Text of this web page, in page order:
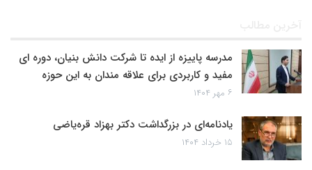
آخرین مطالب
مدرسه پاییزه از ایده تا شرکت دانش بنیان، دوره ای
مفید و کاربردی برای علاقه مندان به این حوزه
۶ مهر ۱۴۰۴
یادنامه‌ای در بزرگداشت دکتر بهزاد قره‌یاضی
۱۵ خرداد ۱۴۰۴